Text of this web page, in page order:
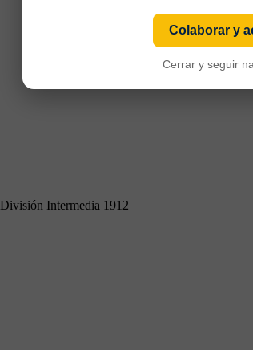
División Intermedia 1912
Colaborar y
Cerrar y seguir